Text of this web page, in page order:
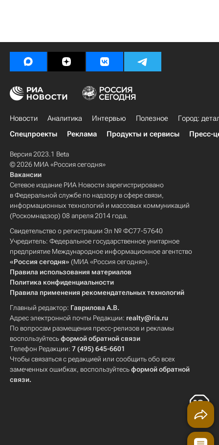
Новости Аналитика Интервью Полезное
Город:
Спецпроекты
Реклама Продукты и сервисы Пресс-
Версия 2023.1 Beta
© 2026 МИА «Россия сегодня»
Вакансии
Сетевое издание РИА Новости зарегистрировано
в Федеральной службе по надзору в сфере связи,
информационных технологий и массовых коммуникаций
(Роскомнадзор) 08 апреля 2014 года.
Свидетельство о регистрации Эл № ФС77-57640
Учредитель: Федеральное государственное унитарное
предприятие Международное информационное агентство
«Россия сегодня» (МИА «Россия сегодня»).
Правила использования материалов
Политика конфиденциальности
Правила применения рекомендательных технологий
Главный редактор: Гаврилова А.В.
Адрес электронной почты Редакции: realty@ria.ru
По вопросам размещения пресс-релизов и рекламы
воспользуйтесьформой обратной связи
Телефон Редакции: 7 (495) 645-6601
Чтобы связаться с редакцией или сообщить обо всех
замеченных ошибках, воспользуйтесьформой обратной
связи.